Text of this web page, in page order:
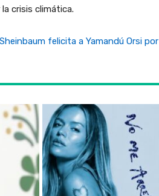
crisis climática.
felicita a Yamandú Orsi